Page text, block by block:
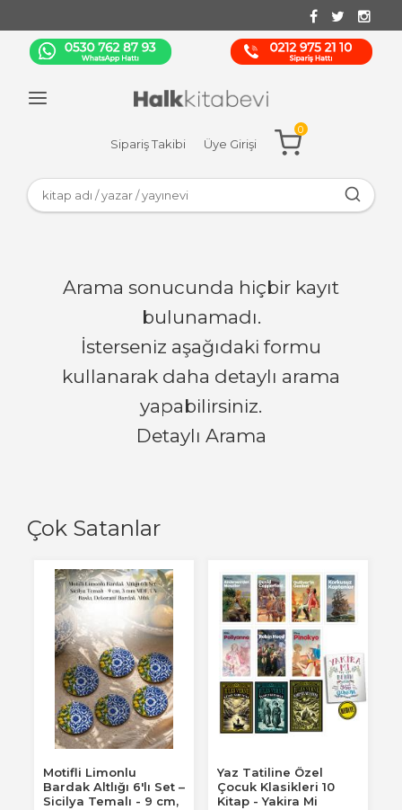
Sipariş Takibi Üye Girişi
0
Çok Satanlar
Motifli Limonlu
Bardak Altlığı 6'lı Set –
Sicilya Temalı - 9 cm,
Yaz Tatiline Özel
Çocuk Klasikleri 10
Kitap - Yakira Mi
Arama sonucunda hiçbir kayıt
bulunamadı.
İsterseniz aşağıdaki formu
kullanarak daha detaylı arama
yapabilirsiniz.
Detaylı Arama